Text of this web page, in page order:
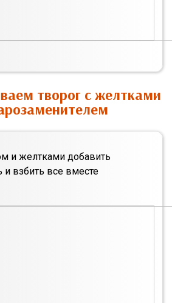
творог с желтками
и желтками добавить
и взбить все вместе